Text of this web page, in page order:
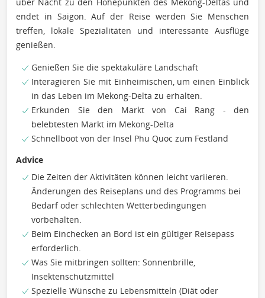
endet in Saigon. Auf der Reise werden Sie Menschen
treffen, lokale Spezialitäten und interessante Ausflüge
genießen.
Genießen Sie die spektakuläre Landschaft
Interagieren Sie mit Einheimischen, um einen Einblick
in das Leben im Mekong-Delta zu erhalten.
Erkunden Sie den Markt von Cai Rang - den
belebtesten Markt im Mekong-Delta
Schnellboot von der Insel Phu Quoc zum Festland
Advice
Die Zeiten der Aktivitäten können leicht variieren.
Änderungen des Reiseplans und des Programms bei
Bedarf oder schlechten Wetterbedingungen
vorbehalten.
Beim Einchecken an Bord ist ein gültiger Reisepass
erforderlich.
Was Sie mitbringen sollten: Sonnenbrille,
Insektenschutzmittel
Spezielle Wünsche zu Lebensmitteln (Diät oder